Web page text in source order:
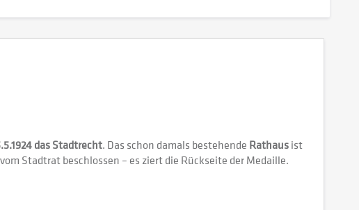
das Stadtrecht. Das schon damals bestehende Rathausist
Stadtrat beschlossen – es ziert die Rückseite der Medaille.